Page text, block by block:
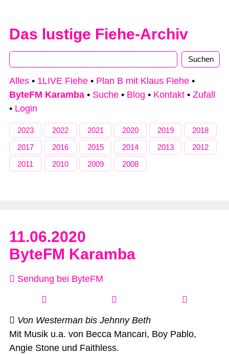
Das lustige Fiehe-Archiv
Alles • 1LIVE Fiehe • Plan B mit Klaus Fiehe •
ByteFM Karamba • Suche • Blog • Kontakt • Zufall
• Login
2023 2022 2021 2020 2019
2018
2017
2016 2015 2014 2013
2012
2011
2010 2009 2008
11.06.2020
ByteFM Karamba
Sendung bei ByteFM
Von Westerman bis Jehnny Beth
Mit Musik u.a. von Becca Mancari, Boy Pablo,
Angie Stone und Faithless.